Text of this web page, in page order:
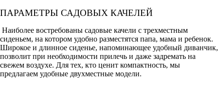
ПАРАМЕТРЫ САДОВЫХ КАЧЕЛЕЙ
Наиболее востребованы садовые качели с трехместным
сиденьем, на котором удобно разместятся папа, мама и ребенок.
Широкое и длинное сиденье, напоминающее удобный диванчик,
позволит при необходимости прилечь и даже задремать на
свежем воздухе. Для тех, кто ценит компактность, мы
предлагаем удобные двухместные модели.